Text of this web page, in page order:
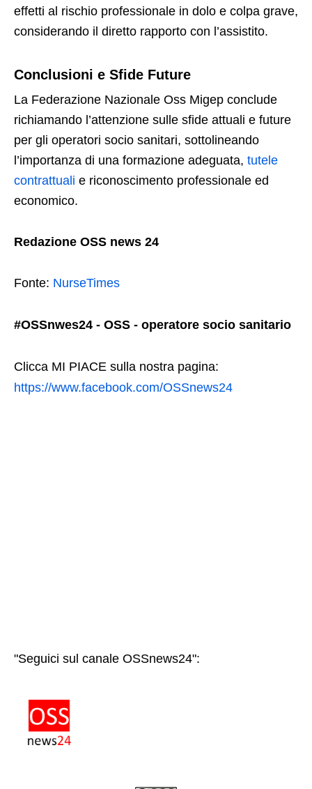
effetti al rischio professionale in dolo e colpa grave,
considerando il diretto rapporto con l’assistito.
Conclusioni e Sfide Future
La Federazione Nazionale Oss Migep conclude
richiamando l’attenzione sulle sfide attuali e future
per gli operatori socio sanitari, sottolineando
l’importanza di una formazione adeguata, tutele
contrattuali e riconoscimento professionale ed
economico.
Redazione OSS news 24
Fonte: NurseTimes
#OSSnwes24 - OSS - operatore socio sanitario
Clicca MI PIACE sulla nostra pagina:
https://www.facebook.com/OSSnews24
"Seguici sul canale OSSnews24":